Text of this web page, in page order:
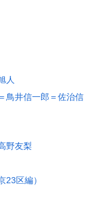
人
鳥井信一郎＝佐治信
野友梨
23区編）